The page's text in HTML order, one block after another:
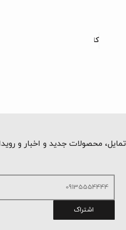
کاشی پرسلان طرح عرب اسکاتو
محصولات جدید و اخبار و
اشتراک